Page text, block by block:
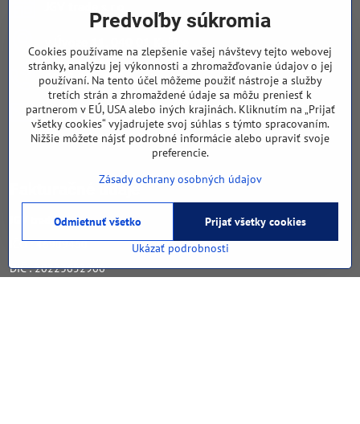
0905 258 196
bratislava​@jgv​.sk
obchodný partner Bratislava
- nábytok a stoličky
Fakturačné údaje
JGV trade s​.r​.o​.
IČO : 46909460
DIČ : 20223652906
Predvoľby súkromia
Cookies používame na zlepšenie vašej návštevy tejto webovej
stránky, analýzu jej výkonnosti a zhromažďovanie údajov o jej
používaní. Na tento účel môžeme použiť nástroje a služby
tretích strán a zhromaždené údaje sa môžu preniesť k
partnerom v EÚ, USA alebo iných krajinách. Kliknutím na „Prijať
všetky cookies“ vyjadrujete svoj súhlas s týmto spracovaním.
Nižšie môžete nájsť podrobné informácie alebo upraviť svoje
preferencie.
Zásady ochrany osobných údajov
Ukázať podrobnosti
Prijať všetky cookies
Odmietnuť všetko